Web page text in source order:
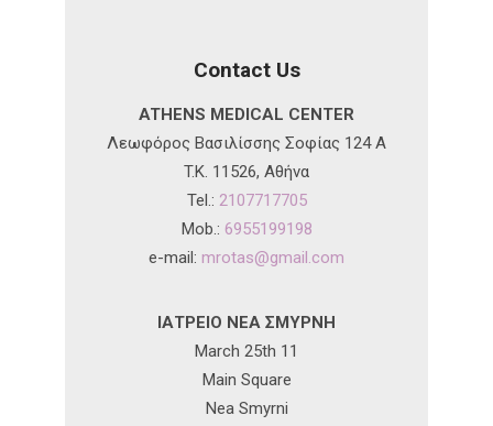
Contact Us
ATHENS MEDICAL CENTER
Λεωφόρος Βασιλίσσης Σοφίας 124 A
T.K. 11526, Αθήνα
Tel.: 2107717705
Mob.: 6955199198
e-mail: mrotas@gmail.com
ΙΑΤΡΕΙΟ ΝΕΑ ΣΜΥΡΝΗ
March 25th 11
Main Square
Nea Smyrni